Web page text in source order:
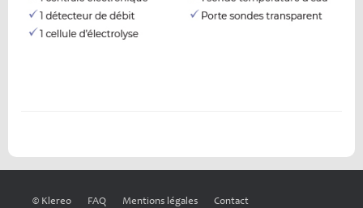
© Klereo FAQ Mentions légales Contact